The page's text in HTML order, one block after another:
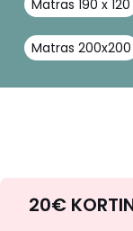
Matras 190 x 120
Matras 200x200
20€